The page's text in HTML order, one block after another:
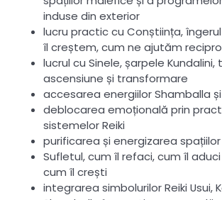
induse din exterior
lucru practic cu Conștiința,
îl creștem, cum ne ajutăm
lucrul cu Sinele, șarpele Kundalini,
ascensiune și transformare
accesarea energiilor Shamballa
deblocarea emoțională prin
sistemelor Reiki
purificarea și energizarea
Sufletul, cum îl refaci, cum îl
cum îl crești
integrarea simbolurilor Reiki Usui,